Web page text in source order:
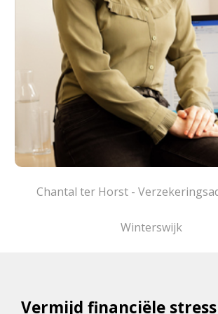
Chantal ter Horst -
Winterswijk
Vermijd financiële